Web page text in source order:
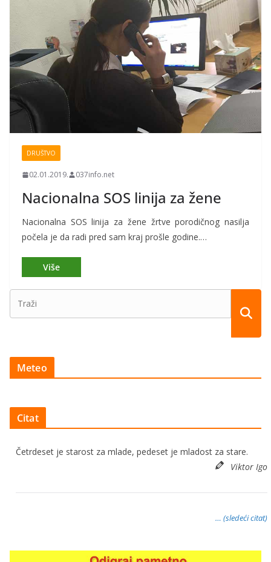
DRUŠTVO
02.01.2019. 037info.net
Nacionalna SOS linija za žene
Nacionalna SOS linija za žene žrtve porodičnog nasilja
počela je da radi pred sam kraj prošle godine.…
Meteo
Citat
Četrdeset je starost za mlade, pedeset je mladost za stare.
Viktor Igo
… (sledeći citat)